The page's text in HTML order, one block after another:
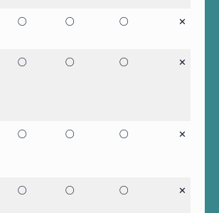
○ ○ ○ ✕
○ ○ ○ ✕
○ ○ ○ ✕
○ ○ ○ ✕